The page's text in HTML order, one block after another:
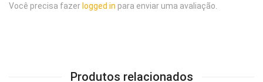
Você precisa fazer logged in para enviar uma avaliação.
Produtos relacionados